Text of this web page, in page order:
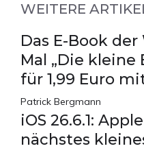
WEITERE
Das E-Book
Mal „Die
für 1,99 Euro
Patrick Bergmann
iOS 26.6.1:
nächstes